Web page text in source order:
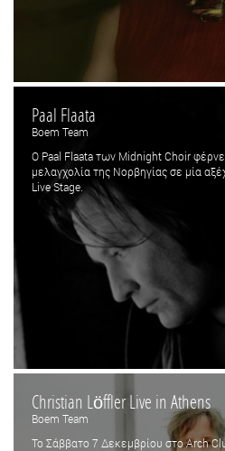
Paal Flaata
Boem Team
Ο Paal Flaata των Midnight Choir
μελαγχολία της Νορβηγίας σε μία
Live Stage.
Christian Löffler Live in Athens
Boem Team
Το Σάββατο 7 Δεκεμβρίου στο Arch